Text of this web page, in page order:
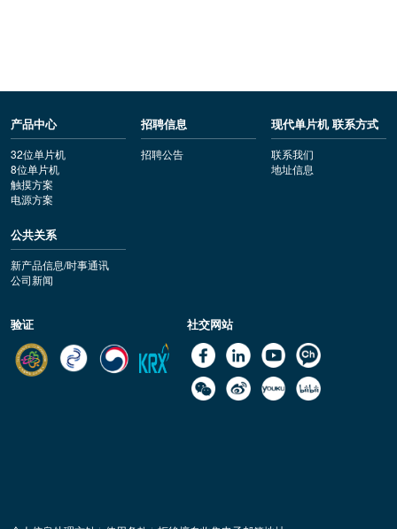
产品中心
32位单片机
8位单片机
触摸方案
电源方案
招聘信息
招聘公告
现代单片机 联系方式
联系我们
地址信息
公共关系
新产品信息/时事通讯
公司新闻
验证 社交网站